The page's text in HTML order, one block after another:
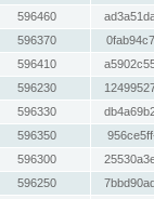
596460
596370
596410
596230
596330
596350
596300
596250